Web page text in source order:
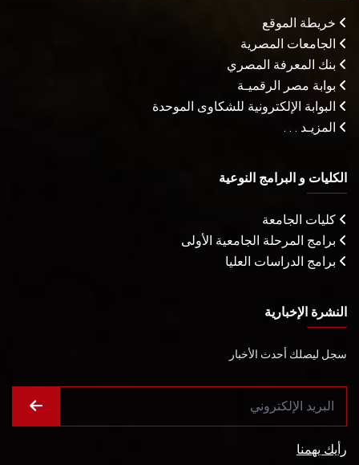
خريطة الموقع
الجامعات المصرية
بنك المعرفة المصري
بوابة مصر الرقميـة
البوابة الإلكترونية للشكاوى الموحدة
المزيـد . . .
الكليات و البرامج النوعية
كليات الجامعة
برامج المرحلة الجامعية الأولى
برامج الدراسات العليا
النشرة الإخبارية
سجل ليصلك أحدث الأخبار
رأيك يهمنا